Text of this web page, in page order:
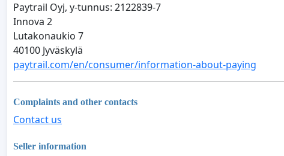
Paytrail Oyj, y-tunnus: 2122839-7
Innova 2
Lutakonaukio 7
40100 Jyväskylä
paytrail.com/en/consumer/information-about-paying
Complaints and other contacts
Contact us
Seller information